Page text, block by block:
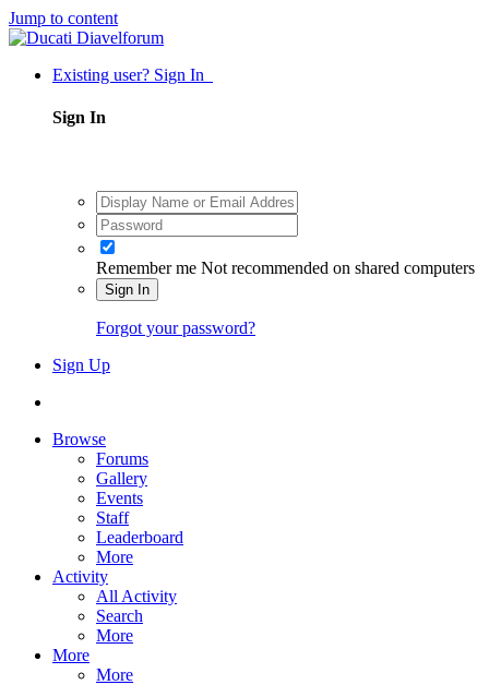
Jump to content
Existing user? Sign In
Sign In
Remember me Not recommended on shared computers
Sign In
Forgot your password?
Sign Up
Browse
Forums
Gallery
Events
Staff
Leaderboard
More
Activity
All Activity
Search
More
More
More